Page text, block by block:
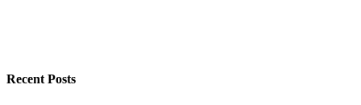
Recent Posts